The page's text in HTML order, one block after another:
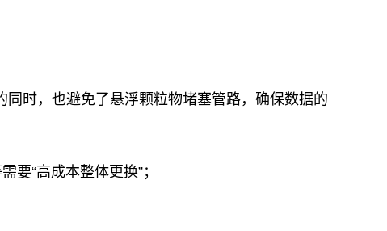
时，也避免了悬浮颗粒物堵塞管路，确保数据的
要“高成本整体更换”；